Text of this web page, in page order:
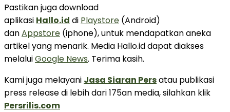
Pastikan juga download
aplikasi Hallo.id di Playstore (Android)
danAppstore (iphone), untuk mendapatkan aneka
artikel yang menarik. Media Hallo.id dapat diakses
melaluiGoogle News. Terima kasih.
Kami juga melayani Jasa Siaran Persatau publikasi
press release di lebih dari 175an media, silahkan klik
Persrilis.com